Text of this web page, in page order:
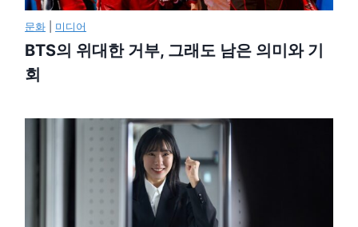
문화 미디어
BTS의 위대한 거부, 그래도 남은 의미와 기
회